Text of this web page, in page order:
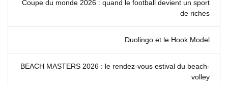
Coupe du monde 2026 : quand le football devient un sport
de riches
Duolingo et le Hook Model
BEACH MASTERS 2026 : le rendez‑vous estival du beach-
volley